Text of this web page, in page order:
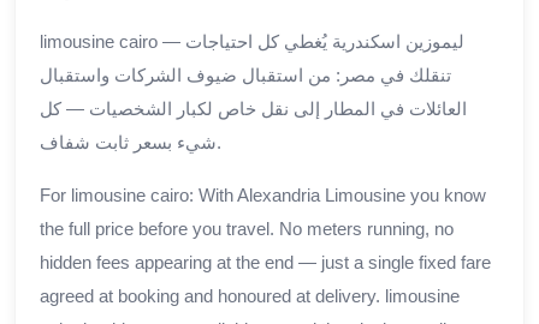
limousine cairo — ليموزين اسكندرية يُغطي كل احتياجات
تنقلك في مصر: من استقبال ضيوف الشركات واستقبال
العائلات في المطار إلى نقل خاص لكبار الشخصيات — كل
شيء بسعر ثابت شفاف.
For limousine cairo: With Alexandria Limousine you know
the full price before you travel. No meters running, no
hidden fees appearing at the end — just a single fixed fare
agreed at booking and honoured at delivery. limousine